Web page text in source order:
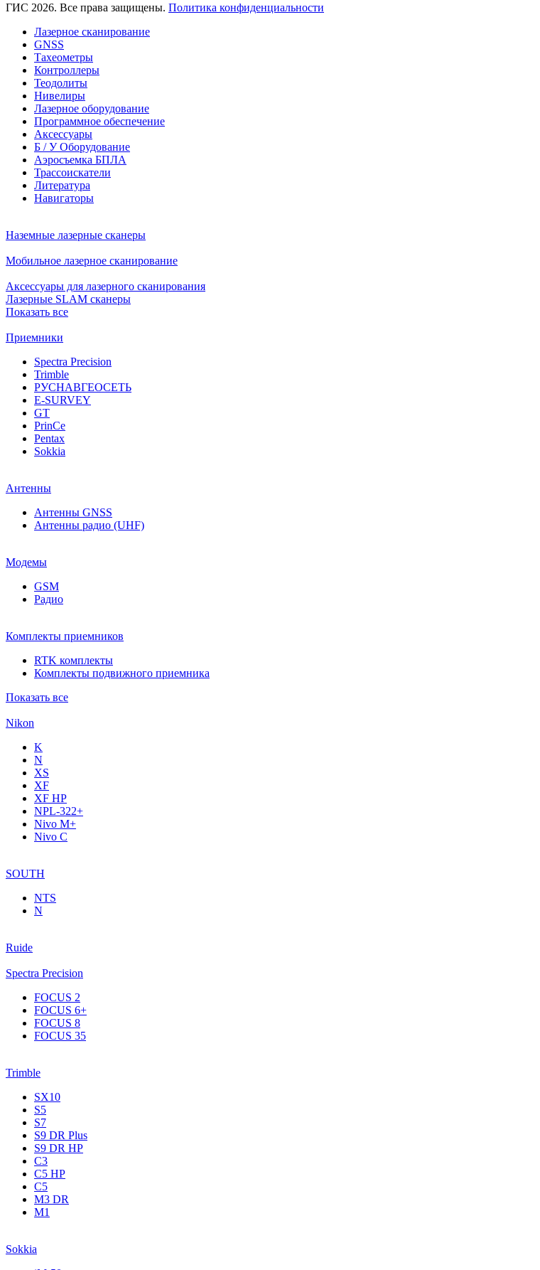
ГИС 2026. Все права защищены. Политика конфиденциальности
Лазерное сканирование
GNSS
Тахеометры
Контроллеры
Теодолиты
Нивелиры
Лазерное оборудование
Программное обеспечение
Аксессуары
Б / У Оборудование
Аэросъемка БПЛА
Трассоискатели
Литература
Навигаторы
Наземные лазерные сканеры
Мобильное лазерное сканирование
Аксессуары для лазерного сканирования
Лазерные SLAM сканеры
Показать все
Приемники
Spectra Precision
Trimble
РУСНАВГЕОСЕТЬ
E-SURVEY
GT
PrinCe
Pentax
Sokkia
Антенны
Антенны GNSS
Антенны радио (UHF)
Модемы
GSM
Радио
Комплекты приемников
RTK комплекты
Комплекты подвижного приемника
Показать все
Nikon
K
N
XS
XF
XF НР
NPL-322+
Nivo M+
Nivo C
SOUTH
NTS
N
Ruide
Spectra Precision
FOCUS 2
FOCUS 6+
FOCUS 8
FOCUS 35
Trimble
SX10
S5
S7
S9 DR Plus
S9 DR HP
C3
С5 НР
C5
M3 DR
M1
Sokkia